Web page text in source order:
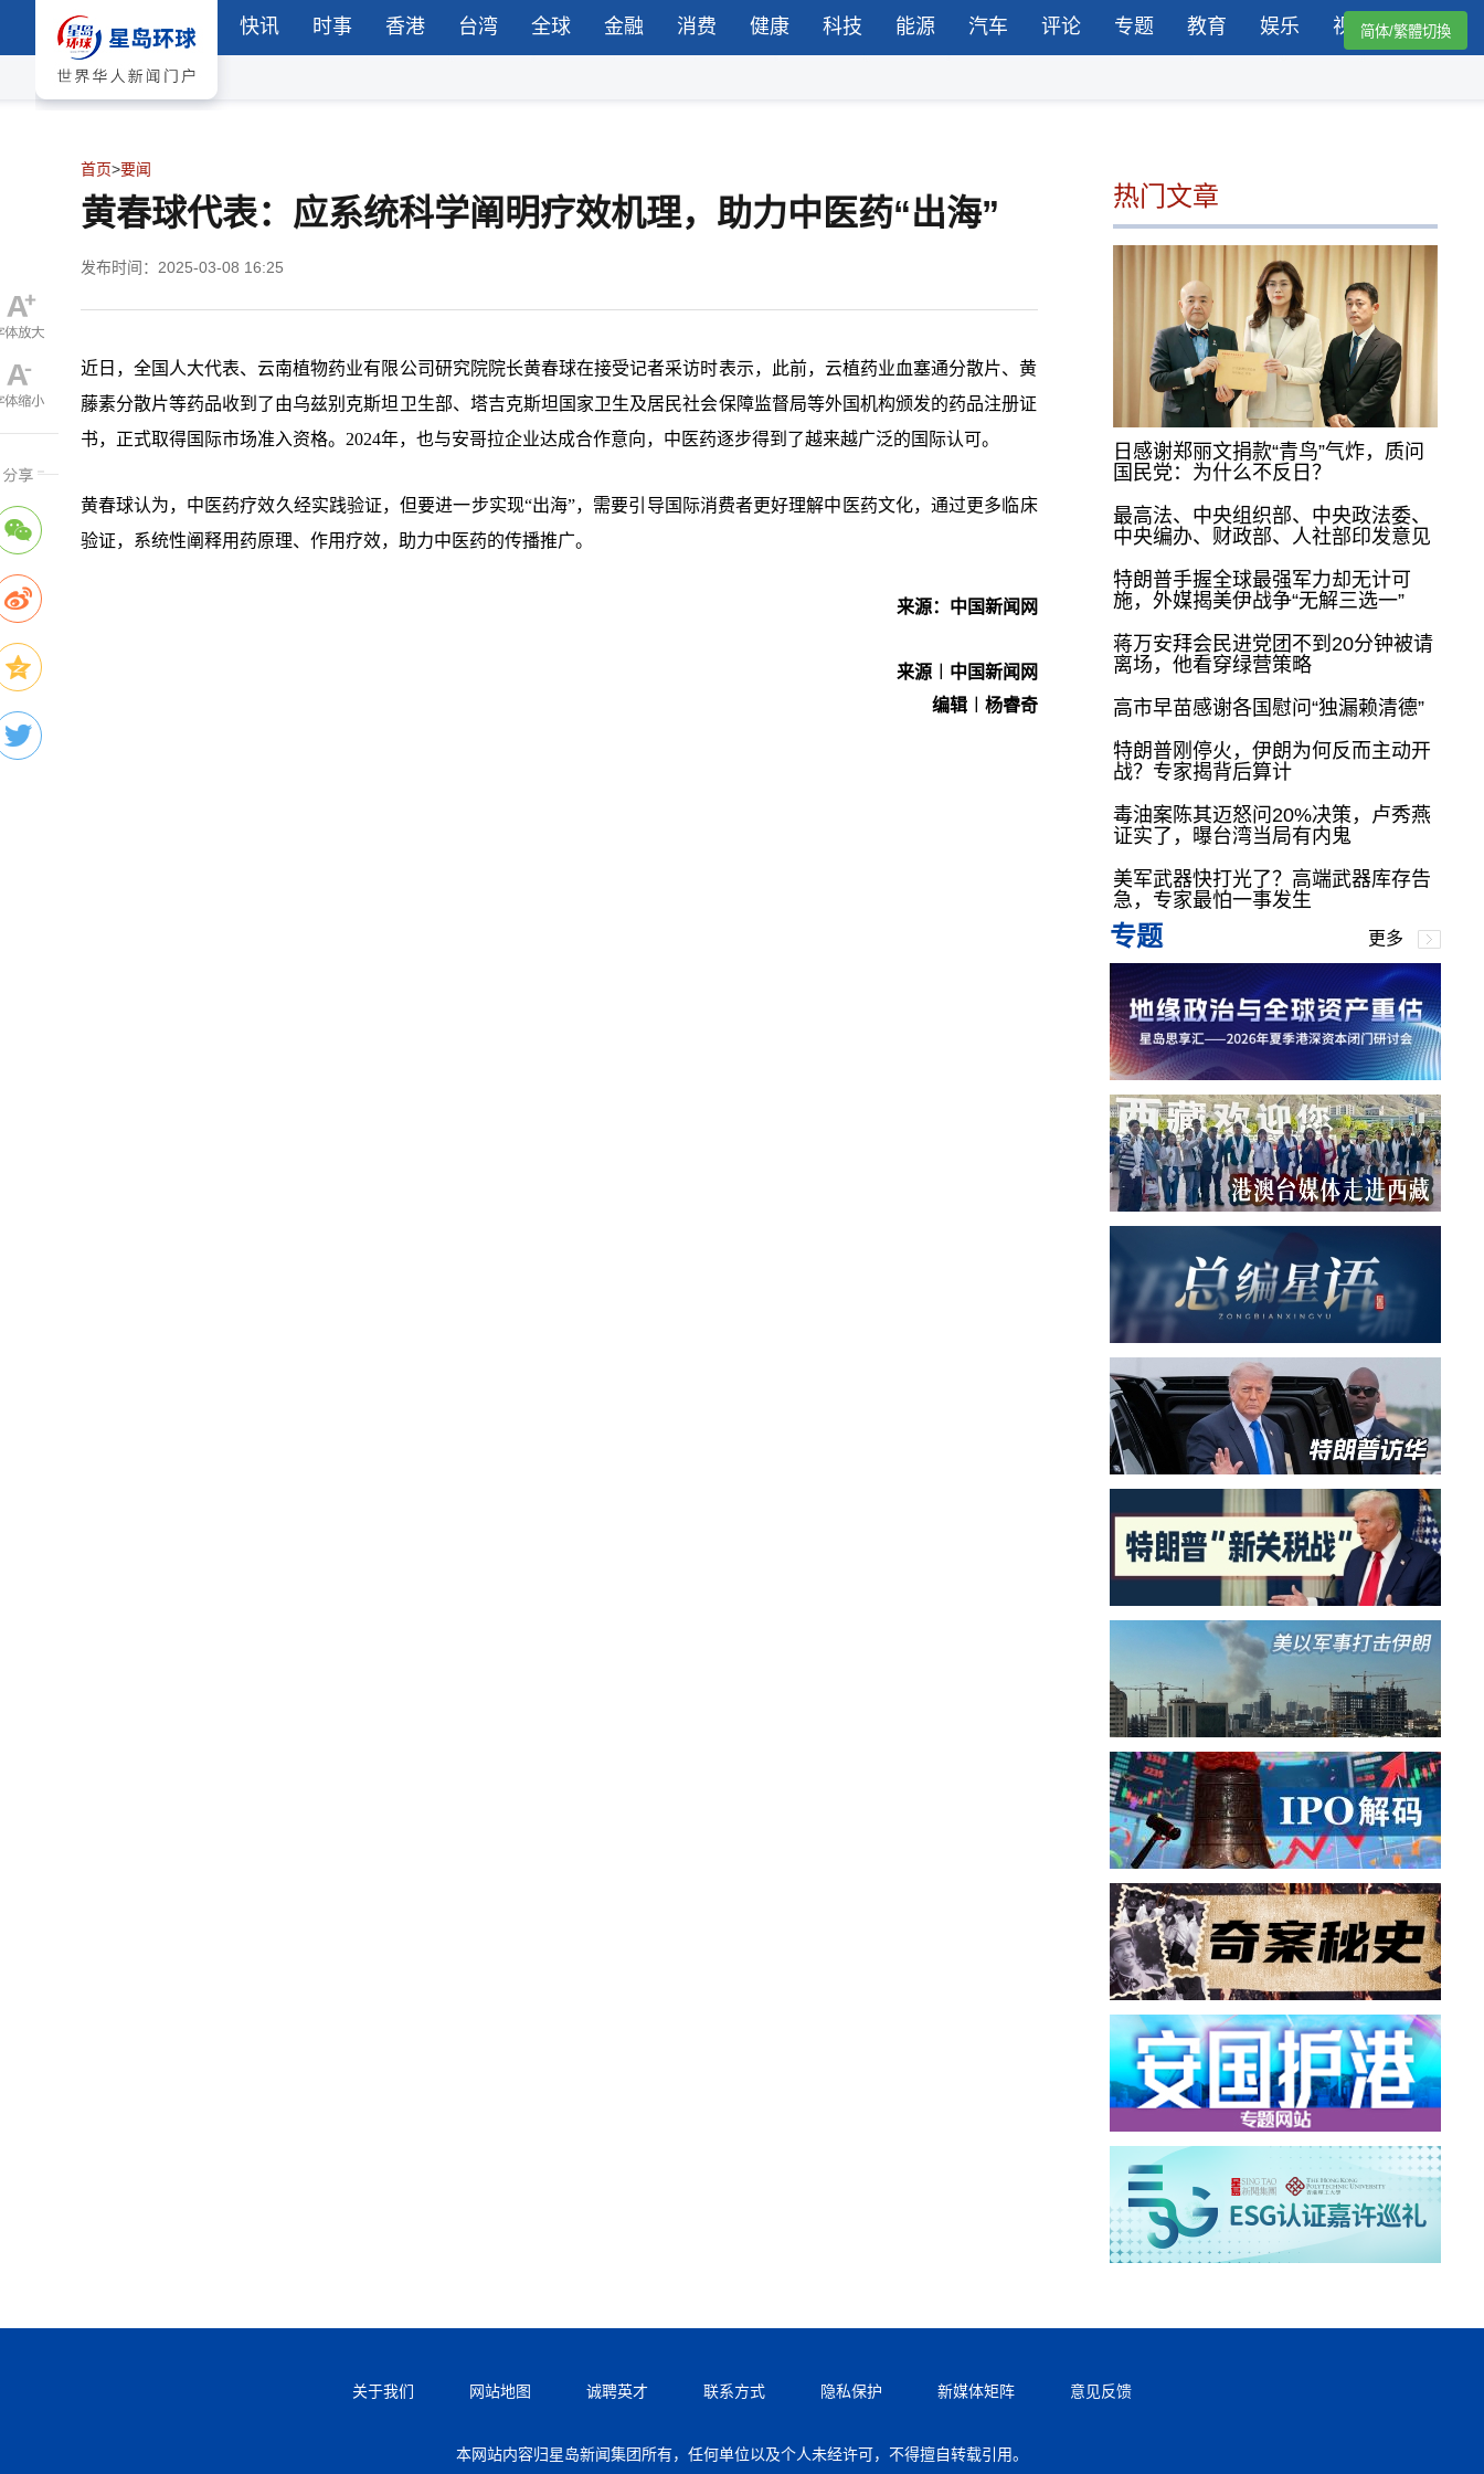
快讯 时事 香港 台湾 全球 金融 消费 健康 科技 能源 汽车 评论 专题 教育 娱乐 视频简体/繁體切換
首页>要闻
黄春球代表：应系统科学阐明疗效机理，助力中医药“出海”
发布时间：2025-03-08 16:25
近日，全国人大代表、云南植物药业有限公司研究院院长黄春球在接受记者采访时表示，此前，云植药业血塞通分散片、黄
藤素分散片等药品收到了由乌兹别克斯坦卫生部、塔吉克斯坦国家卫生及居民社会保障监督局等外国机构颁发的药品注册证
书，正式取得国际市场准入资格。 2024年，也与安哥拉企业达成合作意向，中医药逐步得到了越来越广泛的国际认可。
黄春球认为，中医药疗效久经实践验证，但要进一步实现“出海”，需要引导国际消费者更好理解中医药文化，通过更多临床
验证，系统性阐释用药原理、作用疗效，助力中医药的传播推广。
来源：中国新闻网
来源︱中国新闻网
编辑︱杨睿奇
热门文章
日感谢郑丽文捐款“青鸟”气炸，质问
国民党：为什么不反日？
最高法、中央组织部、中央政法委、
中央编办、财政部、人社部印发意见
特朗普手握全球最强军力却无计可
施，外媒揭美伊战争“无解三选一”
蒋万安拜会民进党团不到20分钟被请
离场，他看穿绿营策略
高市早苗感谢各国慰问“独漏赖清德”
特朗普刚停火，伊朗为何反而主动开
战？专家揭背后算计
毒油案陈其迈怒问20%决策，卢秀燕
证实了，曝台湾当局有内鬼
美军武器快打光了？高端武器库存告
急，专家最怕一事发生
专题 更多
关于我们 网站地图 诚聘英才 联系方式 隐私保护 新媒体矩阵 意见反馈
本网站内容归星岛新闻集团所有，任何单位以及个人未经许可，不得擅自转载引用。